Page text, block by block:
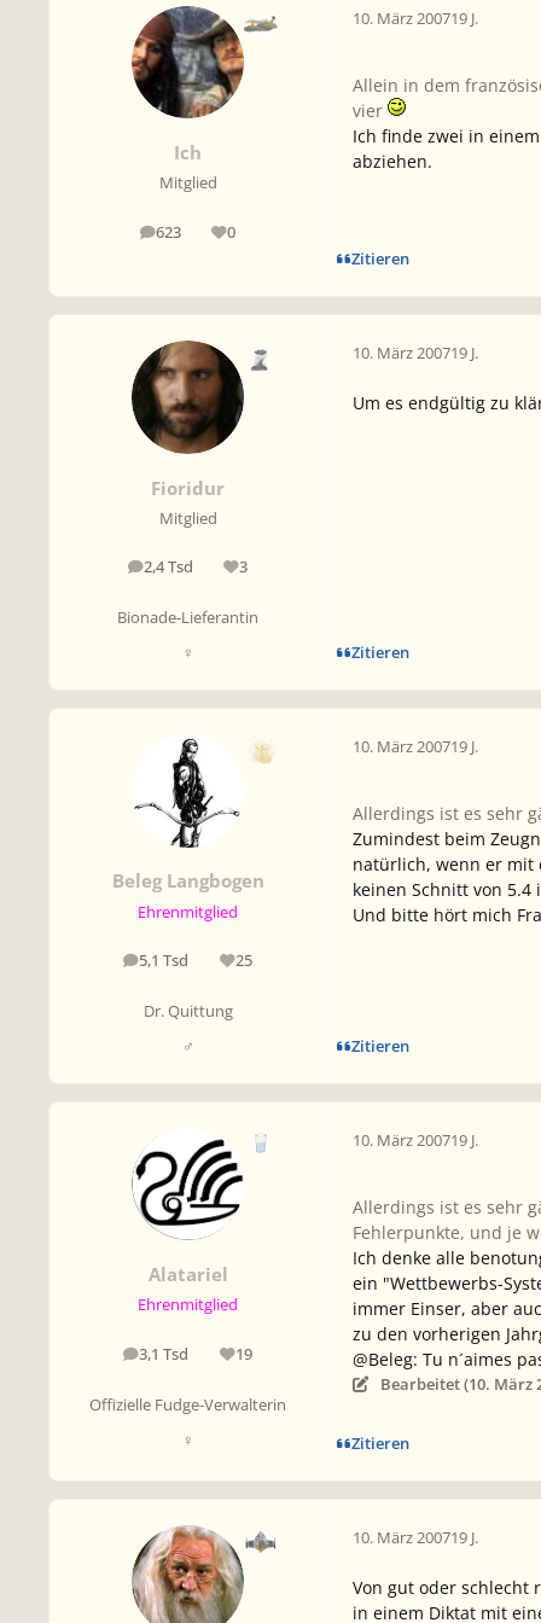
Ich
Mitglied
623
Beiträge 0
Reputation
10. März 200719 J.
Allein in dem
vier
Ich finde zwei in
abziehen.
Zitieren
Fioridur
Mitglied
2,4 Tsd
Beiträge 3
Reputation
Bionade-Lieferantin
♀
10. März 200719 J.
Um es endgültig zu
Zitieren
Beleg Langbogen
Ehrenmitglied
5,1 Tsd
Beiträge 25
Reputation
Dr. Quittung
♂
10. März 200719 J.
Allerdings ist es sehr
Zumindest beim
natürlich, wenn er mit
keinen Schnitt von
Und bitte hört mich
Zitieren
Alatariel
Ehrenmitglied
3,1 Tsd
Beiträge 19
Reputation
Offizielle Fudge-Verwalterin
♀
10. März 200719 J.
Allerdings ist es sehr
Fehlerpunkte, und je
Ich denke alle
ein "Wettbewerbs-
immer Einser, aber
zu den vorherigen
@Beleg: Tu n´aimes
Bearbeitet (10. März
Zitieren
10. März 200719 J.
Von gut oder schlecht
in einem Diktat mit